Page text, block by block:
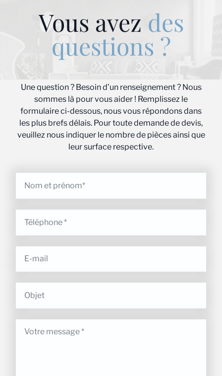
Vous avez des
questions ?
Une question ? Besoin d’un renseignement ? Nous
sommes là pour vous aider ! Remplissez le
formulaire ci-dessous, nous vous répondons dans
les plus brefs délais. Pour toute demande de devis,
veuillez nous indiquer le nombre de pièces ainsi que
leur surface respective.